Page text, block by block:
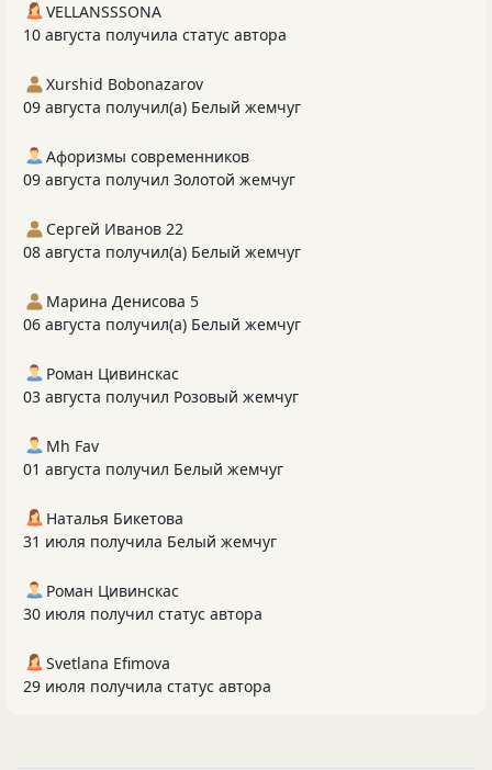
VELLANSSSONA
10 августа получила статус автора
Xurshid Bobonazarov
09 августа получил(а) Белый жемчуг
Афоризмы современников
09 августа получил Золотой жемчуг
Сергей Иванов 22
08 августа получил(а) Белый жемчуг
Марина Денисова 5
06 августа получил(а) Белый жемчуг
Роман Цивинскас
03 августа получил Розовый жемчуг
Mh Fav
01 августа получил Белый жемчуг
Наталья Бикетова
31 июля получила Белый жемчуг
Роман Цивинскас
30 июля получил статус автора
Svetlana Efimova
29 июля получила статус автора